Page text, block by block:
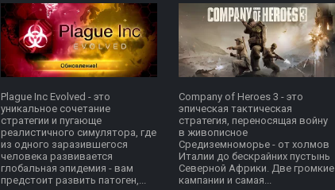
Plague Inc Evolved - это
уникальное сочетание
стратегии и пугающе
реалистичного симулятора, где
из одного заразившегося
человека развивается
глобальная эпидемия - вам
предстоит развить патоген,...
Company of Heroes 3 - это
эпическая тактическая
стратегия, переносящая войну
в живописное
Средиземноморье - от холмов
Италии до бескрайних пустынь
Северной Африки. Две громкие
кампании и самая...